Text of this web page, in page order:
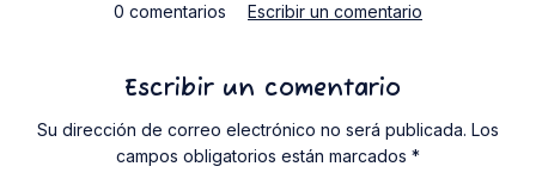
0 comentarios Escribir un comentario
Escribir un comentario
Su dirección de correo electrónico no será publicada. Los
campos obligatorios están marcados *